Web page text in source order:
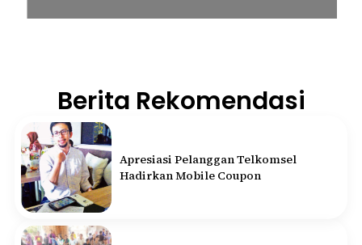
Berita Rekomendasi
Apresiasi Pelanggan Telkomsel
Hadirkan Mobile Coupon